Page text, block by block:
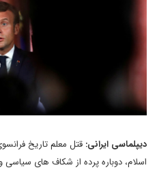
دیپلماسی ایرانی: قتل معلم تاریخ
اسلام، دوباره پرده از شکاف های